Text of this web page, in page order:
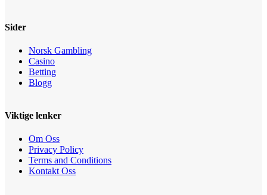
Sider
Norsk Gambling
Casino
Betting
Blogg
Viktige lenker
Om Oss
Privacy Policy
Terms and Conditions
Kontakt Oss